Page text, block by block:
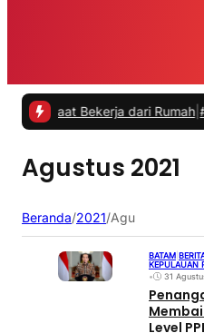
Bekerja dari Rumah| #2 -
Agustus 2021
Beranda/2021/Agu
BATAM
KEPULAUAN
•
31
Level